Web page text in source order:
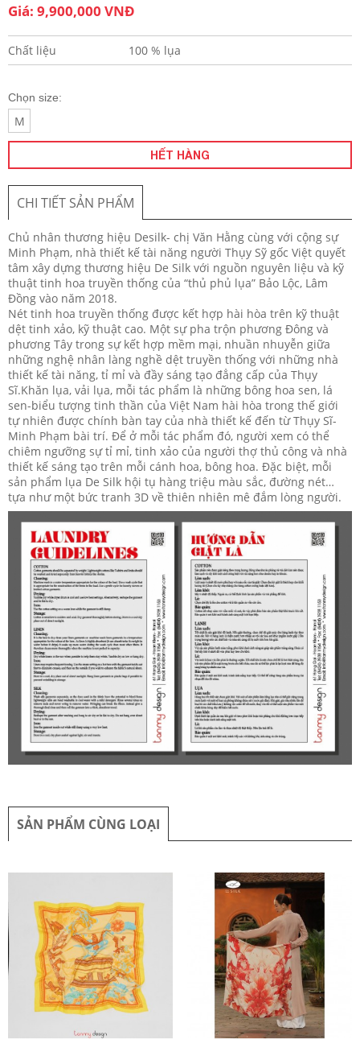
Giá: 9,900,000 VNĐ
Chất liệu 100 % lụa
Chọn size:
M
HẾT HÀNG
CHI TIẾT SẢN PHẨM
Chủ nhân thương hiệu Desilk- chị Văn Hằng cùng với cộng sự
Minh Phạm, nhà thiết kế tài năng người Thụy Sỹ gốc Việt quyết
tâm xây dựng thương hiệu De Silk với nguồn nguyên liệu và kỹ
thuật tinh hoa truyền thống của “thủ phủ lụa” Bảo Lộc, Lâm
Đồng vào năm 2018.
Nét tinh hoa truyền thống được kết hợp hài hòa trên kỹ thuật
dệt tinh xảo, kỹ thuật cao. Một sự pha trộn phương Đông và
phương Tây trong sự kết hợp mềm mại, nhuần nhuyễn giữa
những nghệ nhân làng nghề dệt truyền thống với những nhà
thiết kế tài năng, tỉ mỉ và đầy sáng tạo đẳng cấp của Thụy
Sĩ.Khăn lụa, vải lụa, mỗi tác phẩm là những bông hoa sen, lá
sen-biểu tượng tinh thần của Việt Nam hài hòa trong thế giới
tự nhiên được chính bàn tay của nhà thiết kế đến từ Thụy Sĩ-
Minh Phạm bài trí. Để ở mỗi tác phẩm đó, người xem có thể
chiêm ngưỡng sự tỉ mỉ, tinh xảo của người thợ thủ công và nhà
thiết kế sáng tạo trên mỗi cánh hoa, bông hoa. Đặc biệt, mỗi
sản phẩm lụa De Silk hội tụ hàng triệu màu sắc, đường nét…
tựa như một bức tranh 3D về thiên nhiên mê đắm lòng người.
SẢN PHẨM CÙNG LOẠI